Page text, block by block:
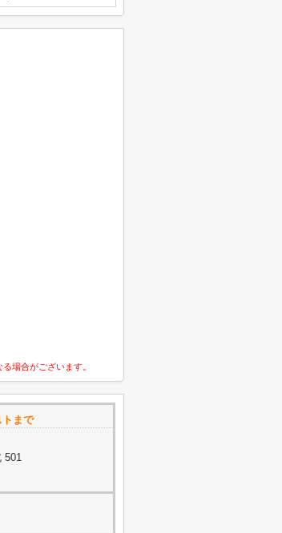
場合がございます。
まで
501